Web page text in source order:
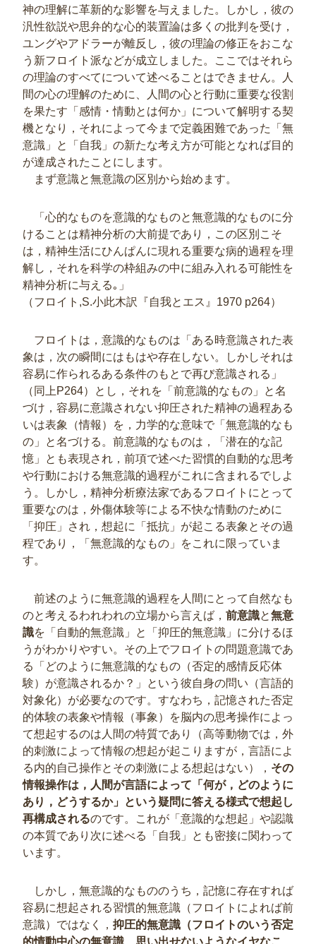
神の理解に革新的な影響を与えました。しかし，彼の
汎性欲説や思弁的な心的装置論は多くの批判を受け，
ユングやアドラーが離反し，彼の理論の修正をおこな
う新フロイト派などが成立しました。ここではそれら
の理論のすべてについて述べることはできません。人
間の心の理解のために、人間の心と行動に重要な役割
を果たす「感情・情動とは何か」について解明する契
機となり，それによって今まで定義困難であった「無
意識」と「自我」の新たな考え方が可能となれば目的
が達成されたことにします。
まず意識と無意識の区別から始めます。
「心的なものを意識的なものと無意識的なものに分
けることは精神分析の大前提であり，この区別こそ
は，精神生活にひんぱんに現れる重要な病的過程を理
解し，それを科学の枠組みの中に組み入れる可能性を
精神分析に与える｡」
（フロイト,S.小此木訳『自我とエス』1970 p264）
フロイトは，意識的なものは「ある時意識された表
象は，次の瞬間にはもはや存在しない。しかしそれは
容易に作られるある条件のもとで再び意識される」
（同上P264）とし，それを「前意識的なもの」と名
づけ，容易に意識されない抑圧された精神の過程ある
いは表象（情報）を，力学的な意味で「無意識的なも
の」と名づける。前意識的なものは，「潜在的な記
憶」とも表現され，前項で述べた習慣的自動的な思考
や行動における無意識的過程がこれに含まれるでしよ
う。しかし，精神分析療法家であるフロイトにとって
重要なのは，外傷体験等による不快な情動のために
「抑圧」され，想起に「抵抗」が起こる表象とその過
程であり，「無意識的なもの」をこれに限っていま
す。
前述のように無意識的過程を人間にとって自然なも
のと考えるわれわれの立場から言えば， 前意識と無意
識を「自動的無意識」と「抑圧的無意識」に分けるほ
うがわかりやすい。その上でフロイトの問題意識であ
る「どのように無意識的なもの（否定的感情反応体
験）が意識されるか？」という彼自身の問い（言語的
対象化）が必要なのです。すなわち，記憶された否定
的体験の表象や情報（事象）を脳内の思考操作によっ
て想起するのは人間の特質であり（高等動物では，外
的刺激によって情報の想起が起こりますが，言語によ
る内的自己操作とその刺激による想起はない）， その
情報操作は，人間が言語によって「何が，どのように
あり，どうするか」という疑問に答える様式で想起し
再構成されるのです。これが「意識的な想起」や認識
の本質であり次に述べる「自我」とも密接に関わって
います。
しかし，無意識的なもののうち，記憶に存在すれば
容易に想起される習慣的無意識（フロイトによれば前
意識）ではなく， 抑圧的無意識（フロイトのいう否定